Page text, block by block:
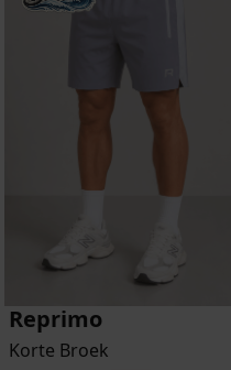
Reprimo
Korte Broek